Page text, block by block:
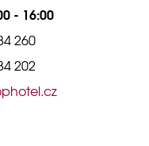
- 16:00
260
202